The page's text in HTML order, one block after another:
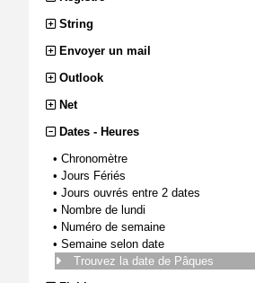
String
Envoyer un mail
Outlook
Net
Dates - Heures
• Chronomètre
• Jours Fériés
• Jours ouvrés entre 2 dates
• Nombre de lundi
• Numéro de semaine
• Semaine selon date
Trouvez la date de Pâques